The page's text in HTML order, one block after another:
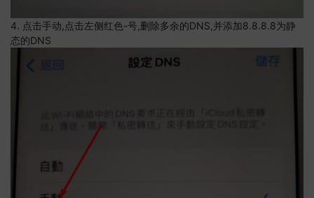
4. 点击手动,点击左侧红色-号,删除多余的DNS,并添加8.8.8.8为静
态的DNS